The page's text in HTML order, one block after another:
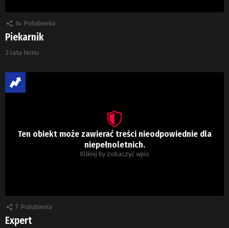
14 Polubienia
Piekarnik
3 lata temu
Ten obiekt może zawierać treści nieodpowiednie dla
niepełnoletnich.
Kliknij by zobaczyć wpis
7 Polubienia
Expert